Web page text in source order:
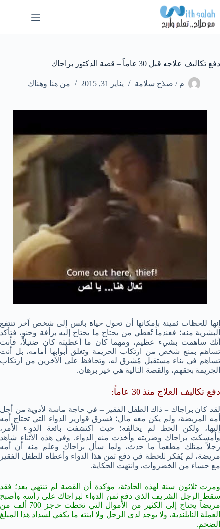
إلى
المحتوى
دفع تكاليف علاجه قبل 30 عاماً – قصة الدكتور براجاك
م / صلاح سلامة يناير 31, 2015 من هنا وهناك
إنها للحظات ثمينة بإمكانها أن تحول حياة بائس إلى شخص آخر تنتفع
البشرية منه؛ فعندما تُعطي من يحتاج ما يحتاج إليه برأفة وحنو، فتأكد
أنك ساهمت بشيء عظيم، ومهما كان ما أعطيته كان ضئيلاً، فأنت
تساهم بمنع شخص من ارتكاب الجريمة وتغلق أبوابها أمامه، بل أنت
تساهم في بناء مستقبل مُشرق له، وتحافظ على الآخرين من ارتكاب
الجريمة بحقهم، والقصة التالية هي خير برهان.
دفع تكاليف العلاج منذ 30 عاماً:
لقد كان براجاك – ذاك الطفل الفقير – في حاجة ماسة لأدوية من أجل
أمه المريضة، ولم يكن معه مال؛ فسرق قوارير الدواء التي تحتاج أمه
إليها، ولكن الحظ لم يحالفه؛ حيث اكتشفت بائعة الدواء الأمر،
وأمسكت براجاك وضربته وأخذت منه الدواء. وفي هذه الأثناء شاهد
رجلاً يمتلك مطعماً ما حدث، ولما سأل براجاك وعلم منه أن أمه
مريضة، لم يُفكر للحظة في دفع ثمن هذا الدواء وأعطاه للطفل الفقير
مع حساء من الخضروات، وانتهت الحكاية.
ومرت ثلاثون سنة لهذه الحادثة، مؤكدة أن القصة لم تنتهي بعد؛ فقد
سقط الرجل الشريف الذي دفع ثمن الدواء لبراجاك على رأسه وأصبح
مريضاً يحتاج إلى الكثير من الأموال التي تخطت حاجز 700 ألف من
العملة التايلندية، ولا يوجد لدى الرجل ولا ابنته ما يكفي لسداد هذا المبلغ
الضخم.